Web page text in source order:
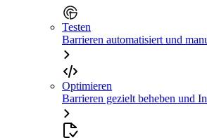
Testen
Barrieren automatisiert und
Optimieren
Barrieren gezielt beheben und